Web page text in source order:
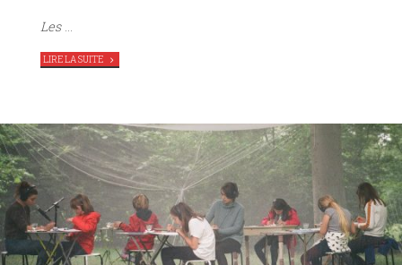
Les …
LIRE LA SUITE"
LES
PAPAS
CIE
LIRIA
RÉPÈTE
AU
TAG"